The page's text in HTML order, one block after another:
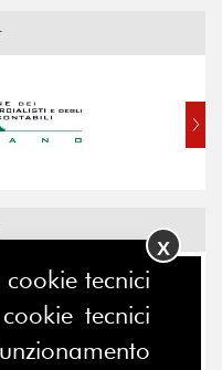
tecnici
tecnici
X